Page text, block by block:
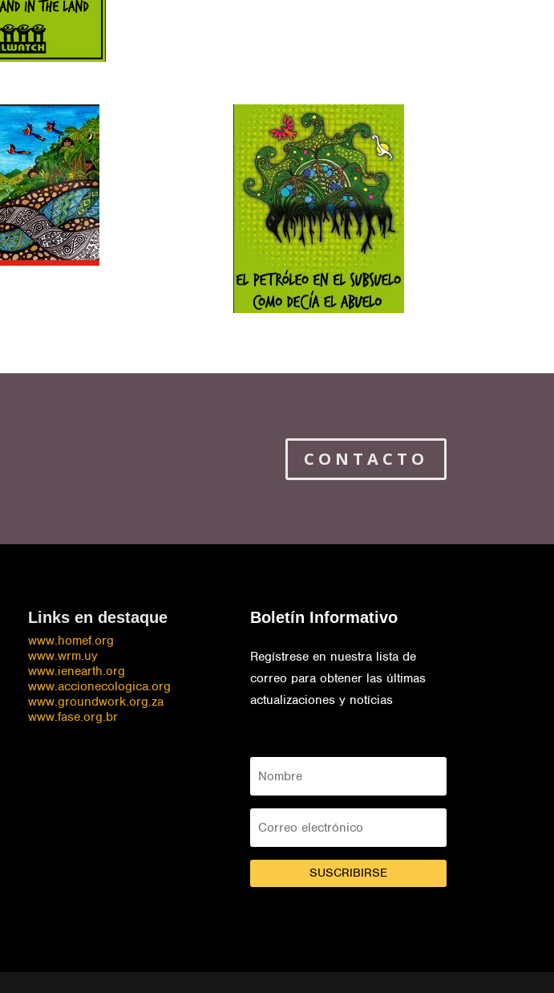
CONTACTO
Links en destaque
www.homef.org
www.wrm.uy
www.ienearth.org
www.accionecologica.org
www.groundwork.org.za
www.fase.org.br
Boletín Informativo
Regístrese en nuestra lista de
correo para obtener las últimas
actualizaciones y notícias
SUSCRIBIRSE